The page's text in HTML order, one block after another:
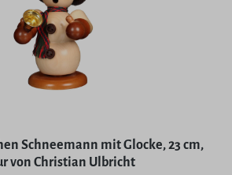
Schneemann mit Glocke, 23 cm,
von Christian Ulbricht